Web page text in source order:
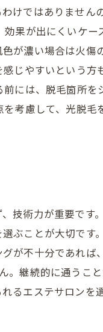
けではありません
果が出にくいケー
が濃い場合は火傷
じやすいという方
には、脱毛箇所を
考慮して、光脱毛
技術力が重要です
ぶことが大切です
が不十分であれば
。継続的に通うこ
るエステサロンを